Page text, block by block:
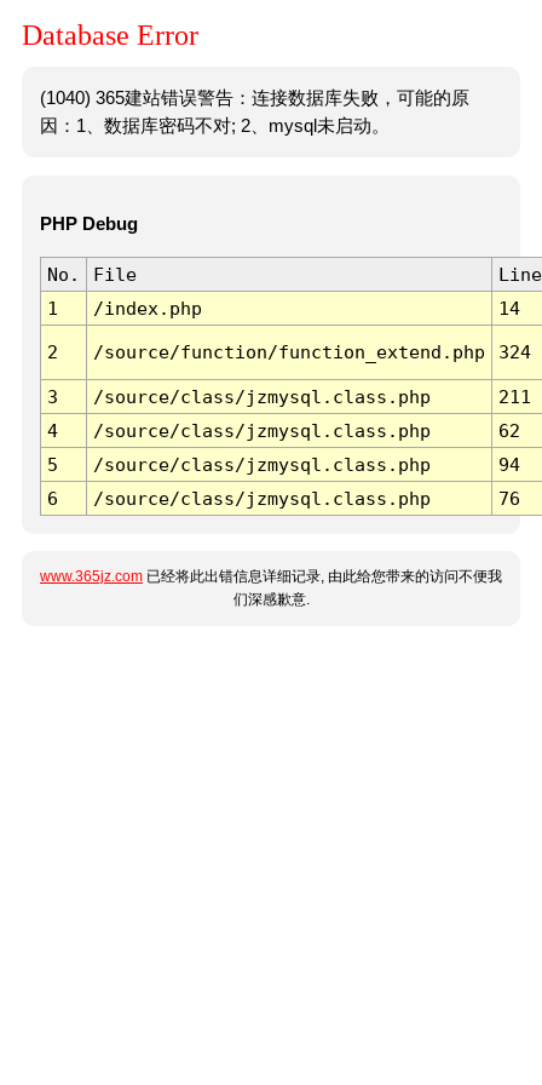
Database Error
(1040) 365建站错误警告：连接数据库失败，可能的原
因：1、数据库密码不对; 2、mysql未启动。
PHP Debug
No. File
Line
1
/index.php 14
2 /source/function/function_extend.php 324
3 /source/class/jzmysql.class.php
211
4
/source/class/jzmysql.class.php
62
5
/source/class/jzmysql.class.php
94
6
/source/class/jzmysql.class.php 76
www.365jz.com 已经将此出错信息详细记录, 由此给您带来的访问不便我
们深感歉意.